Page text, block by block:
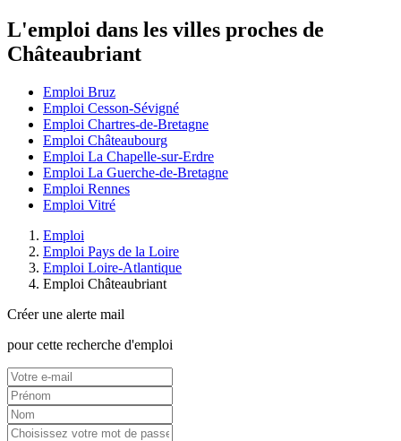
L'emploi dans les villes proches de
Châteaubriant
Emploi Bruz
Emploi Cesson-Sévigné
Emploi Chartres-de-Bretagne
Emploi Châteaubourg
Emploi La Chapelle-sur-Erdre
Emploi La Guerche-de-Bretagne
Emploi Rennes
Emploi Vitré
Emploi
Emploi Pays de la Loire
Emploi Loire-Atlantique
Emploi Châteaubriant
Créer une alerte mail
pour cette recherche d'emploi